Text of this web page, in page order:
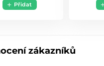
Přidat
zákazníků